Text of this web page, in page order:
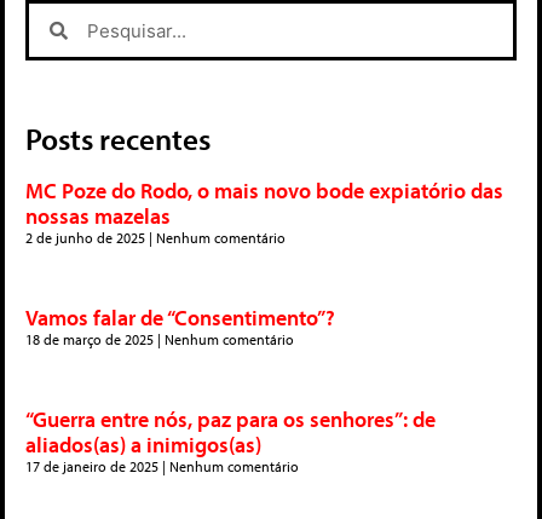
Posts recentes
MC Poze do Rodo, o mais novo bode expiatório das
nossas mazelas
2 de junho de 2025 Nenhum comentário
Vamos falar de “Consentimento”?
18 de março de 2025 Nenhum comentário
“Guerra entre nós, paz para os senhores”: de
aliados(as) a inimigos(as)
17 de janeiro de 2025 Nenhum comentário